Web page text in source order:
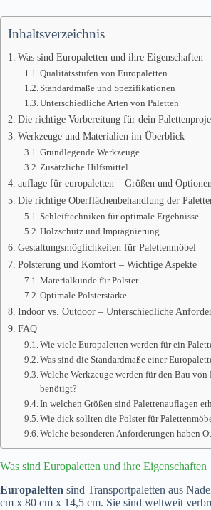
Inhaltsverzeichnis
Was sind Europaletten und ihre Eigenschaften
Qualitätsstufen von Europaletten
Standardmaße und Spezifikationen
Unterschiedliche Arten von Paletten
Die richtige Vorbereitung für dein
Werkzeuge und Materialien im Überblick
Grundlegende Werkzeuge
Zusätzliche Hilfsmittel
auflage für europaletten – Größen und
Die richtige Oberflächenbehandlung der
Schleiftechniken für optimale Ergebnisse
Holzschutz und Imprägnierung
Gestaltungsmöglichkeiten für Palettenmöbel
Polsterung und Komfort – Wichtige Aspekte
Materialkunde für Polster
Optimale Polsterstärke
Indoor vs. Outdoor – Unterschiedliche
FAQ
Wie viele Europaletten werden für ein
Was sind die Standardmaße einer
Welche Werkzeuge werden für den Bau von
benötigt?
In welchen Größen sind Palettenauflagen
Wie dick sollten die Polster für
Welche besonderen Anforderungen haben
Was sind Europaletten und ihre Eigenschaften
Europaletten sind Transportpaletten aus
cm x 80 cm x 14,5 cm. Sie sind weltweit